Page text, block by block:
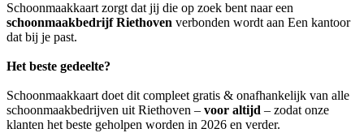
Schoonmaakkaart zorgt dat jij die op zoek bent naar een
schoonmaakbedrijf Riethoven verbonden wordt aan Een kantoor
dat bij je past.
Het beste gedeelte?
Schoonmaakkaart doet dit compleet gratis & onafhankelijk van alle
schoonmaakbedrijven uit Riethoven – voor altijd – zodat onze
klanten het beste geholpen worden in 2026 en verder.